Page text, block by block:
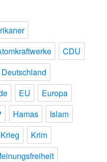
CDU
Deutschland
EU
Europa
Hamas
Islam
Krieg
Krim